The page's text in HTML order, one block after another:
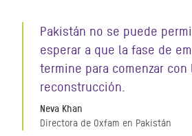
Pakistán no se puede
esperar a que la fase de
termine para comenzar con
reconstrucción.
Neva Khan
Directora de Oxfam en Pakistán